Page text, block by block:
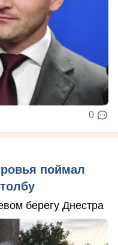
0
поймал
берегу Днестра